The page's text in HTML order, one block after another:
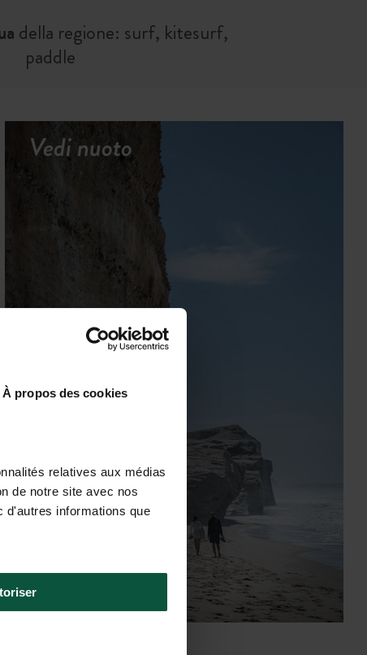
À propos des cookies
relatives aux médias
de notre site avec nos
d'autres informations que
della regione: surf, kitesurf,
paddle
Vedi nuoto